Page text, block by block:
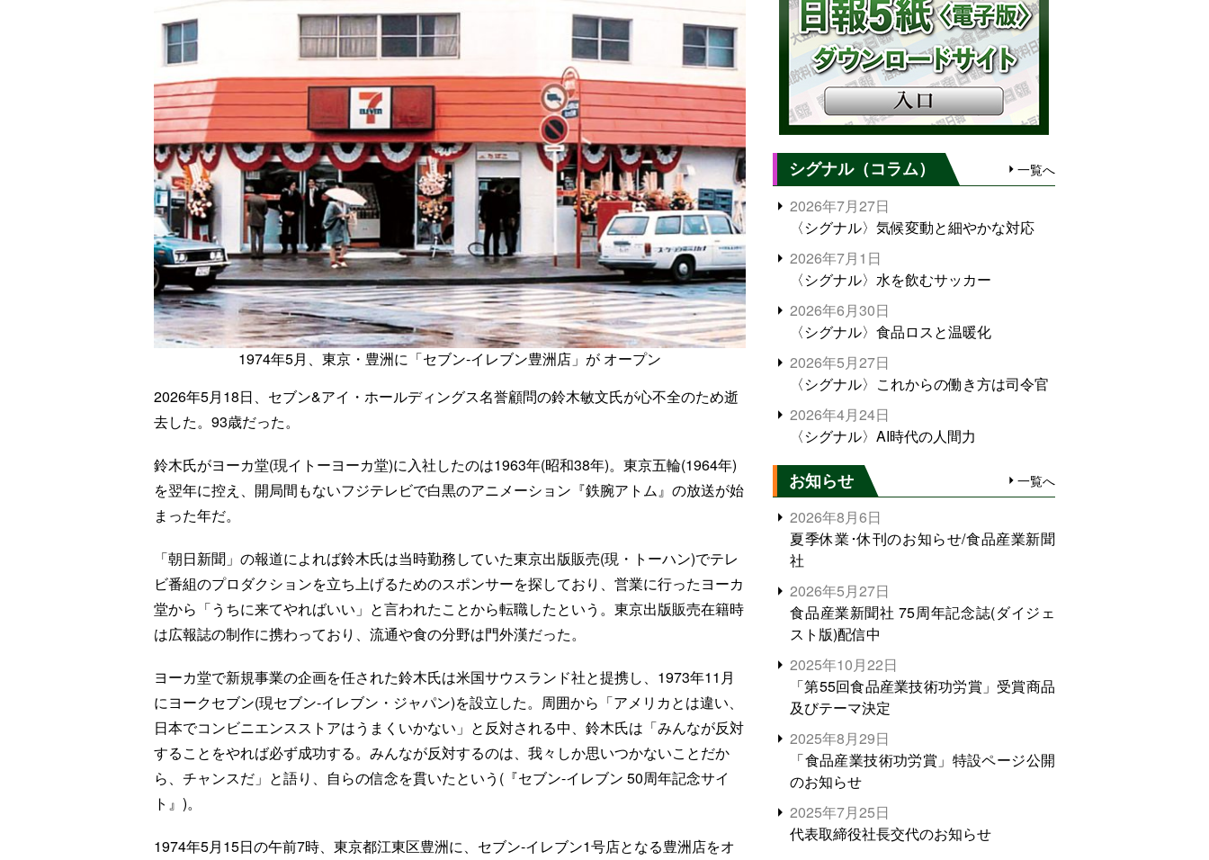
1974年5月、東京・豊洲に「セブン‐イレブン豊洲店」が オープン
2026年5月18日、セブン&アイ・ホールディングス名誉顧問の鈴木敏文氏が心不全のため逝
去した。93歳だった。
鈴木氏がヨーカ堂(現イトーヨーカ堂)に入社したのは1963年(昭和38年)。東京五輪(1964年)
を翌年に控え、開局間もないフジテレビで白黒のアニメーション『鉄腕アトム』の放送が始
まった年だ。
「朝日新聞」の報道によれば鈴木氏は当時勤務していた東京出版販売(現・トーハン)でテレ
ビ番組のプロダクションを立ち上げるためのスポンサーを探しており、営業に行ったヨーカ
堂から「うちに来てやればいい」と言われたことから転職したという。東京出版販売在籍時
は広報誌の制作に携わっており、流通や食の分野は門外漢だった。
ヨーカ堂で新規事業の企画を任された鈴木氏は米国サウスランド社と提携し、1973年11月
にヨークセブン(現セブン-イレブン・ジャパン)を設立した。周囲から「アメリカとは違い、
日本でコンビニエンスストアはうまくいかない」と反対される中、鈴木氏は「みんなが反対
することをやれば必ず成功する。みんなが反対するのは、我々しか思いつかないことだか
ら、チャンスだ」と語り、自らの信念を貫いたという(『セブン-イレブン 50周年記念サイ
ト』)。
1974年5月15日の午前7時、東京都江東区豊洲に、セブン-イレブン1号店となる豊洲店をオ
シグナル（コラム） 一覧へ
2026年7月27日
〈シグナル〉気候変動と細やかな対応
2026年7月1日
〈シグナル〉水を飲むサッカー
2026年6月30日
〈シグナル〉食品ロスと温暖化
2026年5月27日
〈シグナル〉これからの働き方は司令官
2026年4月24日
〈シグナル〉AI時代の人間力
お知らせ 一覧へ
2026年8月6日
夏季休業･休刊のお知らせ/食品産業新聞
社
2026年5月27日
食品産業新聞社 75周年記念誌(ダイジェ
スト版)配信中
2025年10月22日
「第55回食品産業技術功労賞」受賞商品
及びテーマ決定
2025年8月29日
「食品産業技術功労賞」特設ページ公開
のお知らせ
2025年7月25日
代表取締役社長交代のお知らせ